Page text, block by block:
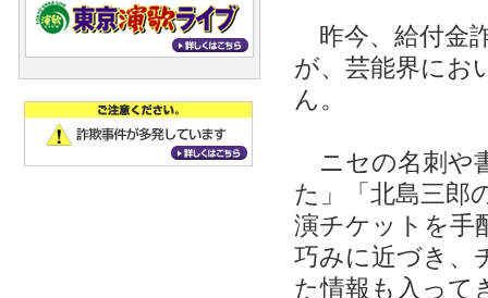
昨今、給付金
が、芸能界にお
ん。
ニセの名刺や
た」「北島三郎
演チケットを手
巧みに近づき、
た情報も入って